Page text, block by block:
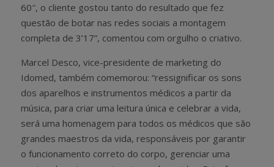
60″, o cliente gostou tanto do resultado que fez
questão de botar nas redes sociais a montagem
completa de 3’17”, comentou com orgulho o criativo.
Marcel Desco, vice-presidente de marketing do
Idomed, também comemorou: “ressignificar os sons
dos aparelhos e instrumentos médicos a partir da
música, para criar uma leitura única e celebrar a vida,
será uma homenagem para todos os médicos que são
grandes maestros da vida, responsáveis por garantir
o funcionamento correto do corpo, gerenciar uma